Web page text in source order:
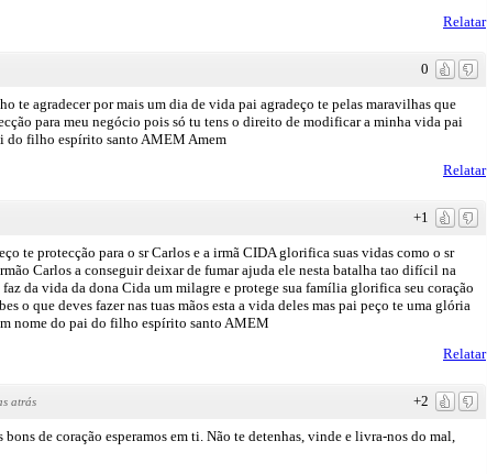
Relatar
0
te agradecer por mais um dia de vida pai agradeço te pelas maravilhas que
para meu negócio pois só tu tens o direito de modificar a minha vida pai
do filho espírito santo AMEM Amem
Relatar
+1
te protecção para o sr Carlos e a irmã CIDA glorifica suas vidas como o sr
Carlos a conseguir deixar de fumar ajuda ele nesta batalha tao difícil na
da vida da dona Cida um milagre e protege sua família glorifica seu coração
o que deves fazer nas tuas mãos esta a vida deles mas pai peço te uma glória
nome do pai do filho espírito santo AMEM
Relatar
+2
atrás
bons de coração esperamos em ti. Não te detenhas, vinde e livra-nos do mal,